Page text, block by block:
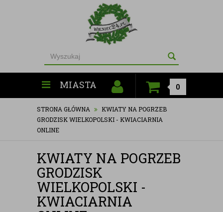
MIASTA 0
STRONA GŁÓWNA
KWIATY NA POGRZEB
GRODZISK WIELKOPOLSKI - KWIACIARNIA
ONLINE
KWIATY NA POGRZEB
GRODZISK
WIELKOPOLSKI -
KWIACIARNIA